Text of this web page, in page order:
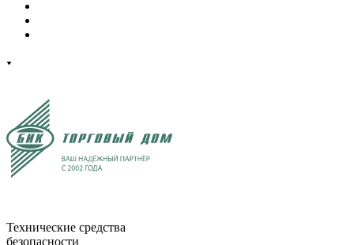
Технические средства
безопасности